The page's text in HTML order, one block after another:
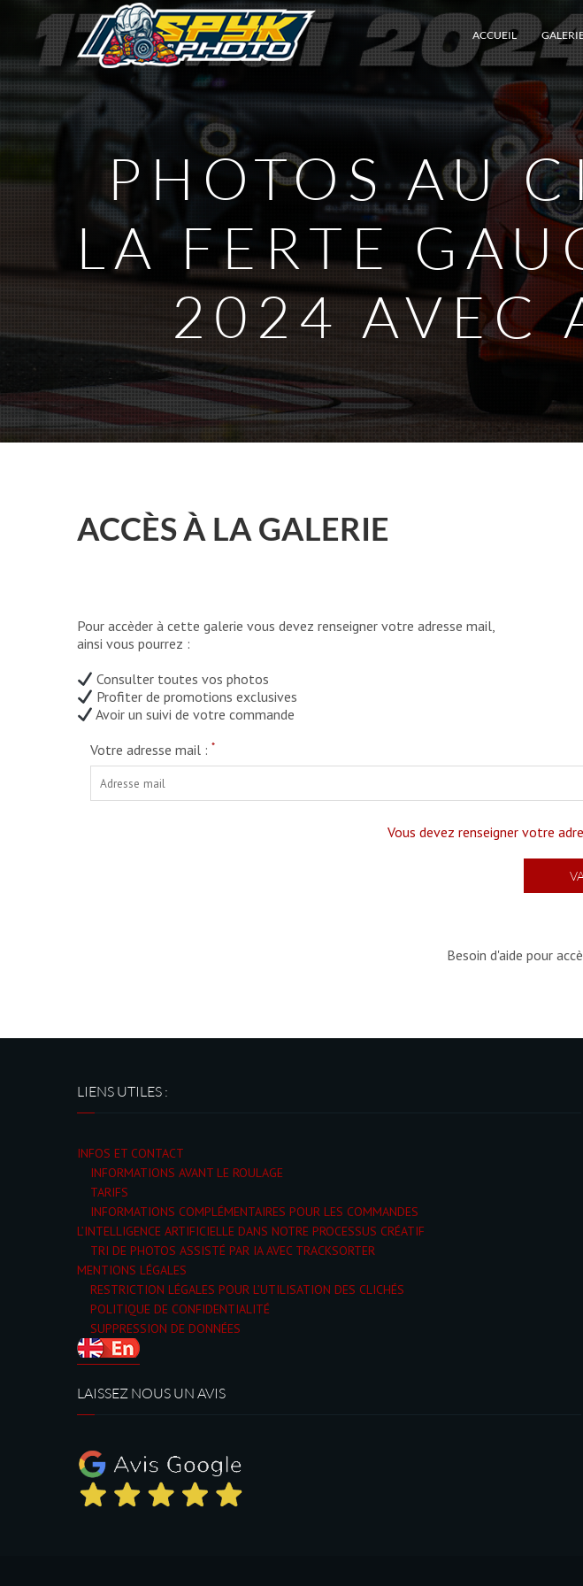
ACCUEIL
PHOTOS AU
LA FERTE
2024 AVEC
ACCÈS À LA GALERIE
Pour accèder à cette galerie vous devez renseigner votre adresse mail,
ainsi vous pourrez :
Consulter toutes vos photos
Profiter de promotions exclusives
Avoir un suivi de votre commande
Votre adresse mail : *
Vous devez renseigner votre
Besoin d'aide pour
LIENS UTILES :
INFOS ET CONTACT
INFORMATIONS AVANT LE ROULAGE
TARIFS
INFORMATIONS COMPLÉMENTAIRES POUR LES COMMANDES
L’INTELLIGENCE ARTIFICIELLE DANS NOTRE PROCESSUS CRÉATIF
TRI DE PHOTOS ASSISTÉ PAR IA AVEC TRACKSORTER
MENTIONS LÉGALES
RESTRICTION LÉGALES POUR L’UTILISATION DES CLICHÉS
POLITIQUE DE CONFIDENTIALITÉ
SUPPRESSION DE DONNÉES
LAISSEZ NOUS UN AVIS